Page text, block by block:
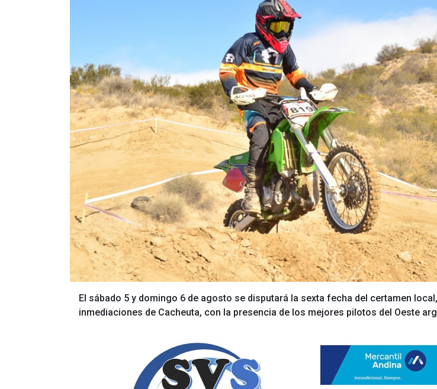
El sábado 5 y domingo 6 de agosto se disputará la sexta fecha del certamen
inmediaciones de Cacheuta, con la presencia de los mejores pilotos del Oeste